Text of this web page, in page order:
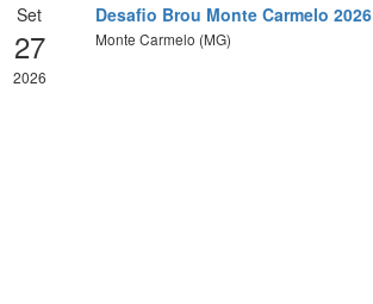
Set
27
2026
Desafio Brou Monte Carmelo 2026
Monte Carmelo (MG)